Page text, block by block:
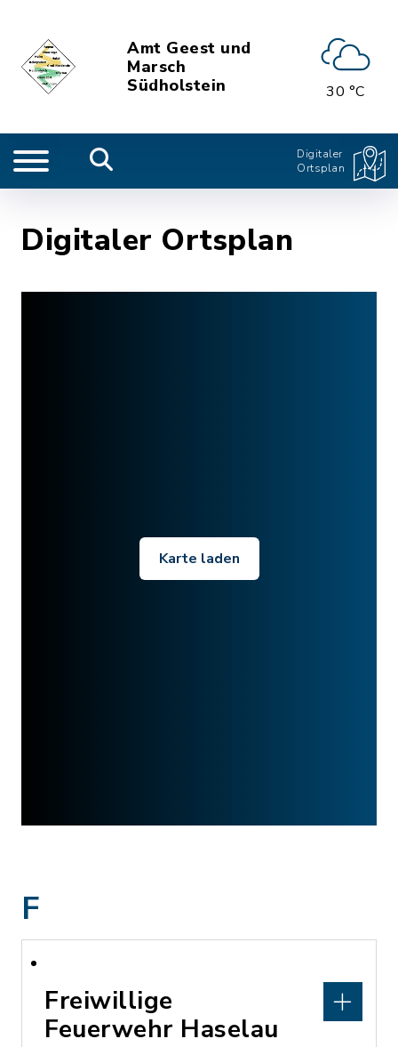
Amt Geest und
Marsch
Südholstein
30 °C
Digitaler
Ortsplan
Digitaler Ortsplan
Karte laden
F
Freiwillige
Feuerwehr Haselau